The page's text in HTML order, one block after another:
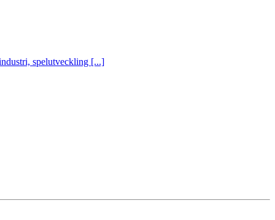
spelutveckling [...]